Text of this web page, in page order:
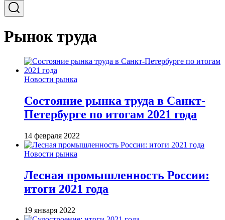
Рынок труда
Новости рынка
Состояние рынка труда в Санкт-
Петербурге по итогам 2021 года
14 февраля 2022
Новости рынка
Лесная промышленность России:
итоги 2021 года
19 января 2022